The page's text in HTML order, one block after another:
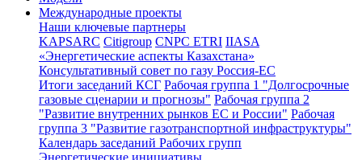
Международные проекты
Наши ключевые партнеры
KAPSARC Citigroup CNPC ETRI IIASA
«Энергетические аспекты Казахстана»
Консультативный совет по газу Россия-ЕС
Итоги заседаний КСГ Рабочая группа 1 "Долгосрочные
газовые сценарии и прогнозы" Рабочая группа 2
"Развитие внутренних рынков ЕС и России" Рабочая
группа 3 "Развитие газотранспортной инфраструктуры"
Календарь заседаний Рабочих групп
Энергетические инициативы